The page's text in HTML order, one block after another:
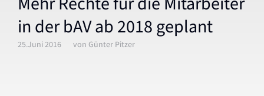
in der bAV ab 2018 geplant
25.Juni 2016 von Günter Pitzer